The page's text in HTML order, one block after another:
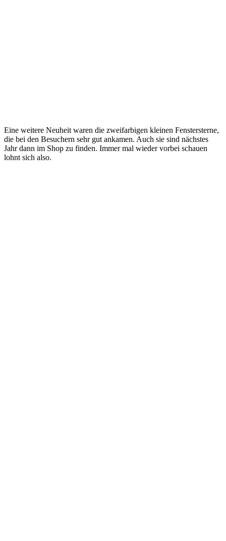
Eine weitere Neuheit waren die zweifarbigen kleinen Fenstersterne,
die bei den Besuchern sehr gut ankamen. Auch sie sind nächstes
Jahr dann im Shop zu finden. Immer mal wieder vorbei schauen
lohnt sich also.